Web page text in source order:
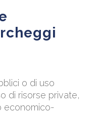
o di uso
di risorse private,
economico-